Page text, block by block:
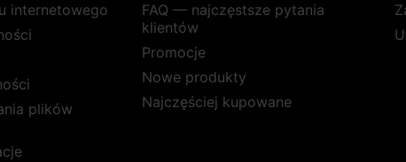
internetowego
plików
FAQ — najczęstsze pytania
klientów
Promocje
Nowe produkty
Najczęściej kupowane